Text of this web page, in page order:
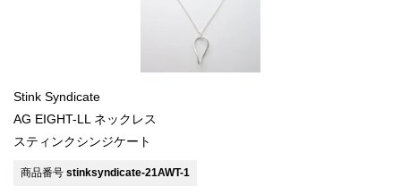
Stink Syndicate
AG EIGHT-LL ネックレス
スティンクシンジケート
商品番号 stinksyndicate-21AWT-1